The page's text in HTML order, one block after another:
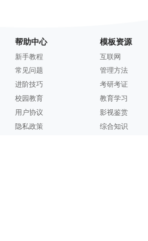
帮助中心
新手教程
常见问题
进阶技巧
校园教育
用户协议
隐私政策
模板资源
互联网
管理方法
考研考证
教育学习
影视鉴赏
综合知识